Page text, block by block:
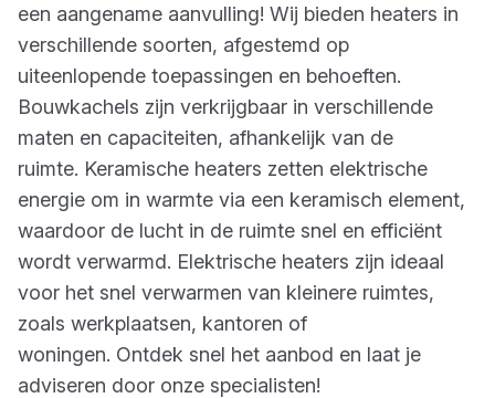
een aangename aanvulling! Wij bieden heaters in
verschillende soorten, afgestemd op
uiteenlopende toepassingen en behoeften.
Bouwkachels zijn verkrijgbaar in verschillende
maten en capaciteiten, afhankelijk van de
ruimte. Keramische heaters zetten elektrische
energie om in warmte via een keramisch element,
waardoor de lucht in de ruimte snel en efficiënt
wordt verwarmd. Elektrische heaters zijn ideaal
voor het snel verwarmen van kleinere ruimtes,
zoals werkplaatsen, kantoren of
woningen. Ontdek snel het aanbod en laat je
adviseren door onze specialisten!